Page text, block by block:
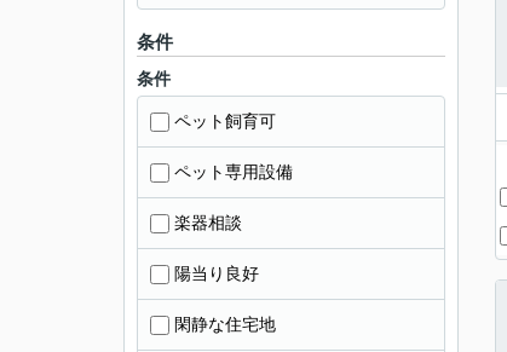
条件
条件
ペット飼育可
ペット専用設備
楽器相談
陽当り良好
閑静な住宅地